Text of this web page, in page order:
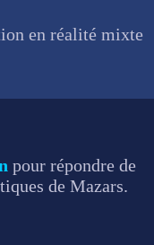
en réalité mixte
pour répondre de
de Mazars.